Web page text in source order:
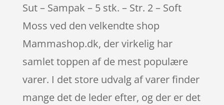
Sut – Sampak – 5 stk. – Str. 2 – Soft
Moss ved den velkendte shop
Mammashop.dk, der virkelig har
samlet toppen af de mest populære
varer. I det store udvalg af varer finder
mange det de leder efter, og der er det